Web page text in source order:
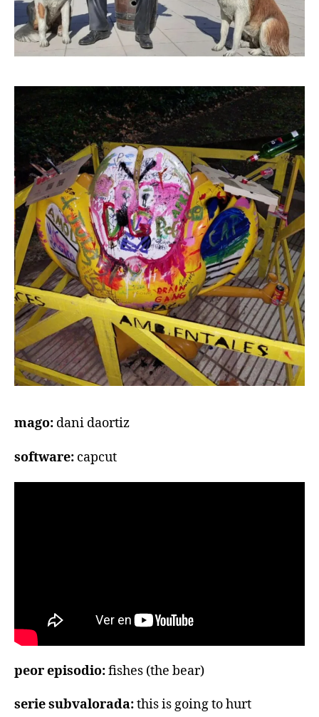
mago: dani daortiz
software: capcut
peor episodio:fishes (the bear)
serie subvalorada:this is going to hurt